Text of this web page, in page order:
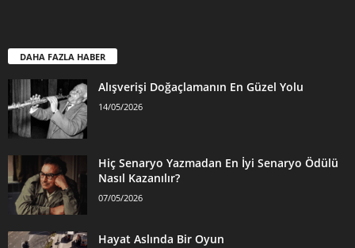
DAHA FAZLA HABER
Alışverişi Doğaçlamanın En Güzel Yolu
14/05/2026
Hiç Senaryo Yazmadan En İyi Senaryo Ödülü
Nasıl Kazanılır?
07/05/2026
Hayat Aslında Bir Oyun